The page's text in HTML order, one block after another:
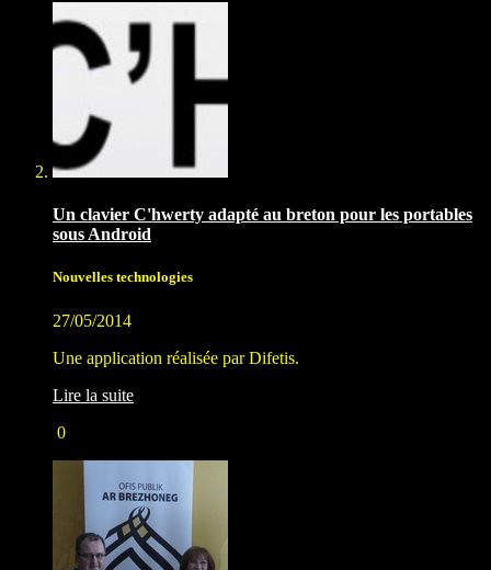
Un clavier C'hwerty adapté au breton pour les portables
sous Android
Nouvelles technologies
27/05/2014
Une application réalisée par Difetis.
Lire la suite
0